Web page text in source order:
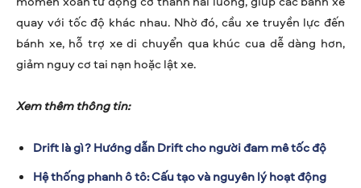
quay với tốc độ khác nhau. Nhờ đó, cầu xe truyền lực đến
bánh xe, hỗ trợ xe di chuyển qua khúc cua dễ dàng hơn,
giảm nguy cơ tai nạn hoặc lật xe.
Xem thêm thông tin:
Drift là gì? Hướng dẫn Drift cho người đam mê tốc độ
Hệ thống phanh ô tô: Cấu tạo và nguyên lý hoạt động